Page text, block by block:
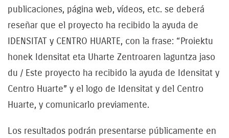
publicaciones, página web, vídeos, etc. se deberá
reseñar que el proyecto ha recibido la ayuda de
IDENSITAT y CENTRO HUARTE, con la frase: “Proiektu
honek Idensitat eta Uharte Zentroaren laguntza jaso
du / Este proyecto ha recibido la ayuda de Idensitat y
Centro Huarte” y el logo de Idensitat y del Centro
Huarte, y comunicarlo previamente.
Los resultados podrán presentarse públicamente en